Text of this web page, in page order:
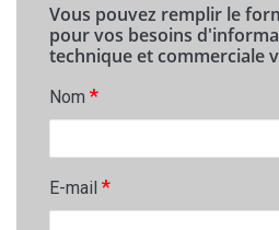
Vous pouvez remplir le
pour vos besoins
technique et commerciale
Nom *
E-mail *